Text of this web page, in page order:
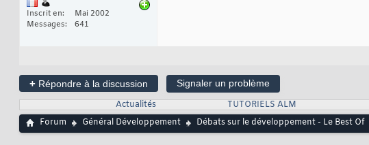
Inscrit en
Mai 2002
Messages
641
+ Répondre à la discussion
Signaler un problème
Actualités
TUTORIELS ALM
Forum
Général Développement Débats sur le développement - Le Best Of